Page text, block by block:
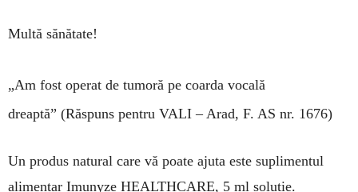
Multă sănătate!
„Am fost operat de tumoră pe coarda vocală
dreaptă” (Răspuns pentru VALI – Arad, F. AS nr. 1676)
Un produs natural care vă poate ajuta este suplimentul
alimentar Imunyze HEALTHCARE, 5 ml soluție.